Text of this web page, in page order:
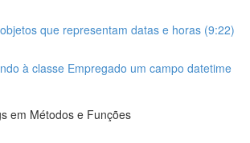
que representam datas e horas (9:22)
à classe Empregado um campo datetime
em Métodos e Funções